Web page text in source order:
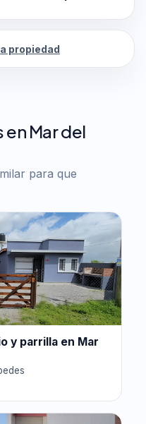
propiedad
Mar del
para que
y parrilla en Mar